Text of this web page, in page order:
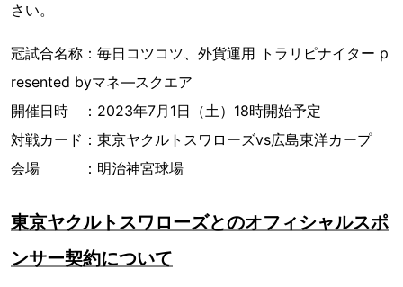
さい。
冠試合名称：毎日コツコツ、外貨運用 トラリピナイター p
resented byマネ―スクエア
開催日時 ：2023年7月1日（土）18時開始予定
対戦カード：東京ヤクルトスワローズvs広島東洋カープ
会場 ：明治神宮球場
東京ヤクルトスワローズとのオフィシャルスポ
ンサー契約について